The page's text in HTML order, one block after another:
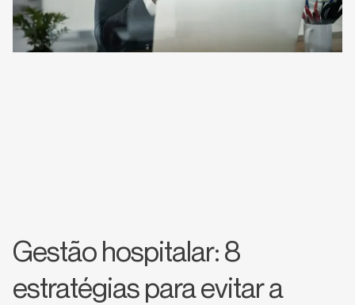
Gestão hospitalar: 8
estratégias para evitar a